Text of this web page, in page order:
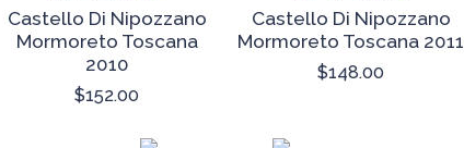
Castello Di Nipozzano
Mormoreto Toscana
2010
$152.00
Castello Di Nipozzano
Mormoreto Toscana 2011
$148.00